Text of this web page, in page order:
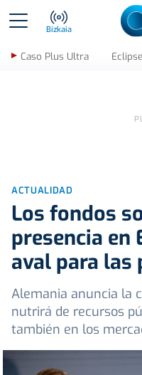
Bizkaia
Caso Plus Ultra Eclipse
ACTUALIDAD
Los fondos
presencia en
aval para las
Alemania anuncia la
nutrirá de recursos
también en los